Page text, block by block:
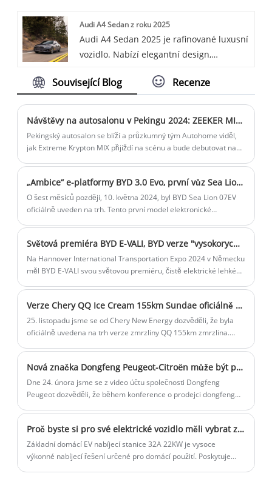
segment.
Audi A4 Sedan z roku 2025
Audi A4 Sedan 2025 je rafinované luxusní
vozidlo. Nabízí elegantní design,
funkcemi, jako je přizpůsobitelný virtuální
poskytují směs výkonu a pohodlí.
Související Blog Recenze
Návštěvy na autosalonu v Pekingu 2024: ZEEKER MIX odhalen v reálném životě
Pekingský autosalon se blíží a průzkumný tým Autohome viděl,
jak Extreme Krypton MIX přijíždí na scénu a bude debutovat na
„Ambice“ e-platformy BYD 3.0 Evo, první vůz Sea Lion 07EV
O šest měsíců později, 10. května 2024, byl BYD Sea Lion 07EV
oficiálně uveden na trh. Tento první model elektronické
trvala téměř 2 hodiny a obsahovala obrovské množství
informací.
Světová premiéra BYD E-VALI, BYD verze "vysokorychlostní železnice" přichází! Vnitřní prostor je obrovský
Na Hannover International Transportation Expo 2024 v Německu
měl BYD E-VALI svou světovou premiéru, čistě elektrické lehké
trh, aby vyhovovalo potřebám dodávek na poslední míli.
Verze Chery QQ Ice Cream 155km Sundae oficiálně uvedena na trh
25. listopadu jsme se od Chery New Energy dozvěděli, že byla
oficiálně uvedena na trh verze zmrzliny QQ 155km zmrzlina.
Nová značka Dongfeng Peugeot-Citroën může být pojmenována „Shijie“ se svým prvním modelem Fukangem 06 a přijímá nový designový jazyk.
Dne 24. února jsme se z video účtu společnosti Dongfeng
Peugeot dozvěděli, že během konference o prodejci dongfeng
Dongfeng Fukang 06 Ministerstva průmyslu a informačních
technologií obsahuje nové logo a identifikátor značky „Hedmos“,
který odpovídá informacím o „Shijie“, což by mohlo být prvním
Proč byste si pro své elektrické vozidlo měli vybrat základní domácí nabíjecí stanici pro elektromobily 32A 22KW
Základní domácí EV nabíjecí stanice 32A 22KW je vysoce
výkonné nabíjecí řešení určené pro domácí použití. Poskytuje